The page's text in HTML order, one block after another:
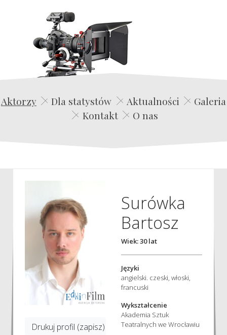
Edwin Film Agencja Aktorska
Aktorzy Dla statystów Aktualności
Galeria
Kontakt
O nas
Drukuj profil (zapisz)
Surówka
Bartosz
Wiek: 30 lat
Języki
angielski. czeski, włoski,
francuski
Wykształcenie
Akademia Sztuk
Teatralnych we Wrocławiu